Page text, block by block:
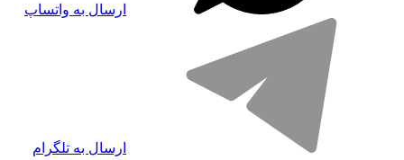
ارسال به واتساپ
ارسال به تلگرام